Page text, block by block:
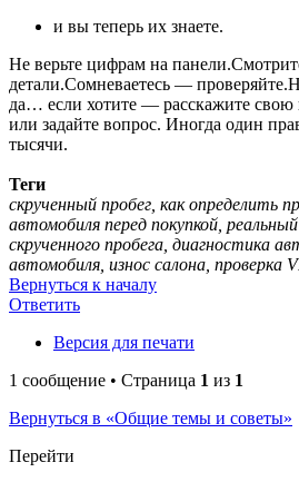
и вы теперь их знаете.
Не верьте цифрам на
детали.Сомневаетесь —
да… если хотите — расскажите
или задайте вопрос. Иногда один
тысячи.
Теги
скрученный пробег, как определить
автомобиля перед покупкой,
скрученного пробега, диагностика
автомобиля, износ салона, проверка
Вернуться к началу
Ответить
Версия для печати
1 сообщение • Страница 1 из 1
Вернуться в «Общие темы и советы»
Перейти